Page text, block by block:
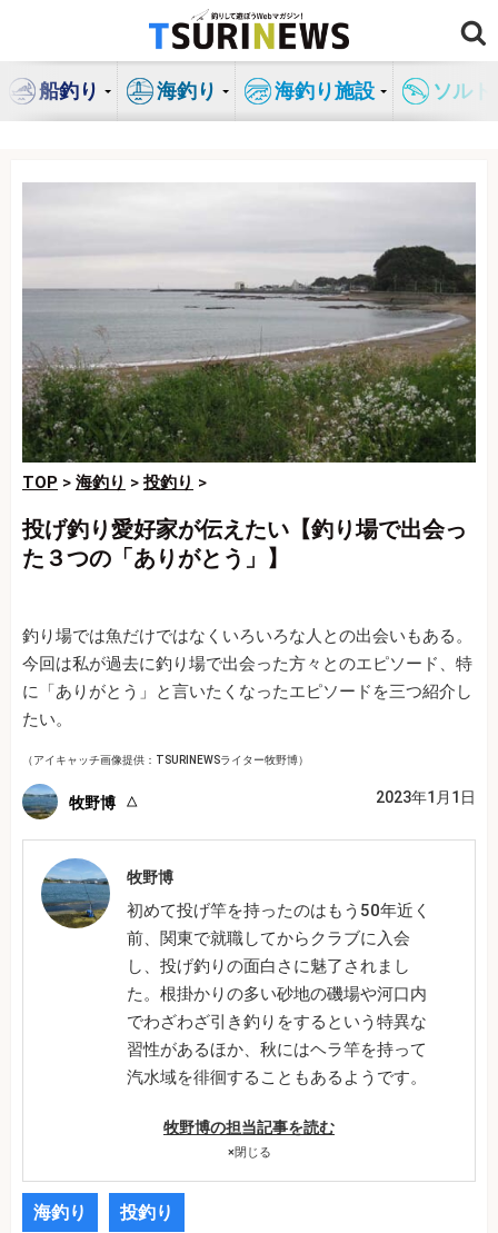
ン
船釣り 海釣り 海釣り施設 ソル
TOP > 海釣り > 投釣り >
投げ釣り愛好家が伝えたい【釣り場で出会っ
た３つの「ありがとう」】
釣り場では魚だけではなくいろいろな人との出会いもある。
今回は私が過去に釣り場で出会った方々とのエピソード、特
に「ありがとう」と言いたくなったエピソードを三つ紹介し
たい。
（アイキャッチ画像提供：TSURINEWSライター牧野博）
牧野博 2023年1月1日
牧野博
初めて投げ竿を持ったのはもう50年近く
前、関東で就職してからクラブに入会
し、投げ釣りの面白さに魅了されまし
た。根掛かりの多い砂地の磯場や河口内
でわざわざ引き釣りをするという特異な
習性があるほか、秋にはヘラ竿を持って
汽水域を徘徊することもあるようです。
牧野博の担当記事を読む
×閉じる
海釣り 投釣り